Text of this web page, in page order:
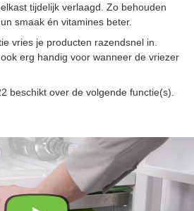
tijdelijk verlaagd. Zo behouden
smaak én vitamines beter.
vries je producten razendsnel in.
erg handig voor wanneer de vriezer
beschikt over de volgende functie(s).